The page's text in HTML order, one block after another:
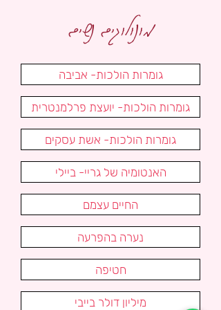
מונולוגים נשים
גומרות הולכות- אביבה
גומרות הולכות- יועצת פרלמנטרית
גומרות הולכות- אשת עסקים
האנטומיה של גריי- ביילי
החיים עצמם
נערה בהפרעה
חטיפה
מיליון דולר בייבי